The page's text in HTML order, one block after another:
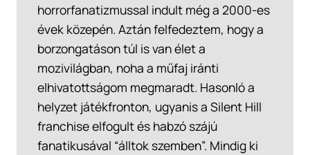
horrorfanatizmussal indult még a 2000-es
évek közepén. Aztán felfedeztem, hogy a
borzongatáson túl is van élet a
mozivilágban, noha a műfaj iránti
elhivatottságom megmaradt. Hasonló a
helyzet játékfronton, ugyanis a Silent Hill
franchise elfogult és habzó szájú
fanatikusával “álltok szemben”. Mindig ki